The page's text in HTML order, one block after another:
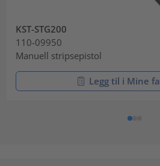
KST-STG200
110-09950
Manuell stripsepistol
Legg til i Mine